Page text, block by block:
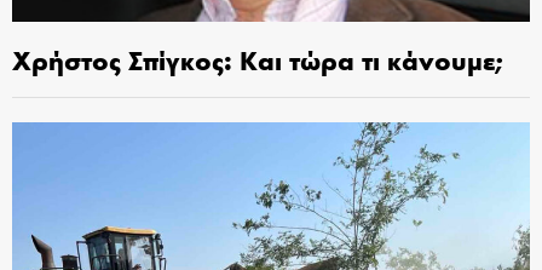
Χρήστος Σπίγκος: Και τώρα τι κάνουμε;